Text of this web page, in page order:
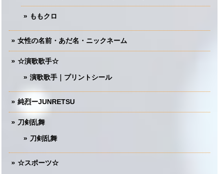
ももクロ
女性の名前・あだ名・ニックネーム
☆演歌歌手☆
演歌歌手｜プリントシール
純烈ーJUNRETSU
刀剣乱舞
刀剣乱舞
☆スポーツ☆